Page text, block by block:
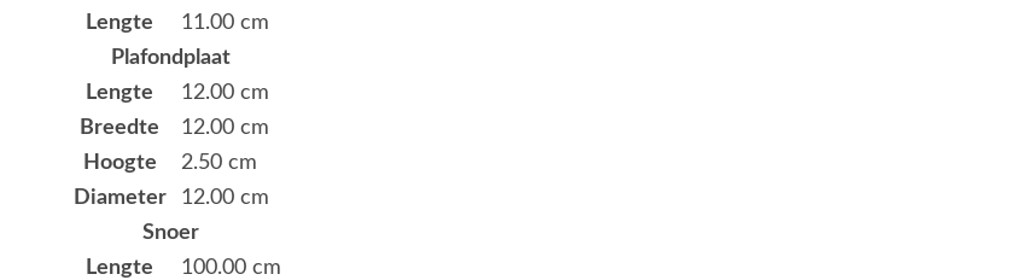
Lengte
11.00 cm
Plafondplaat
Lengte
12.00 cm
Breedte
12.00 cm
Hoogte
2.50 cm
Diameter
12.00 cm
Snoer
Lengte
100.00 cm